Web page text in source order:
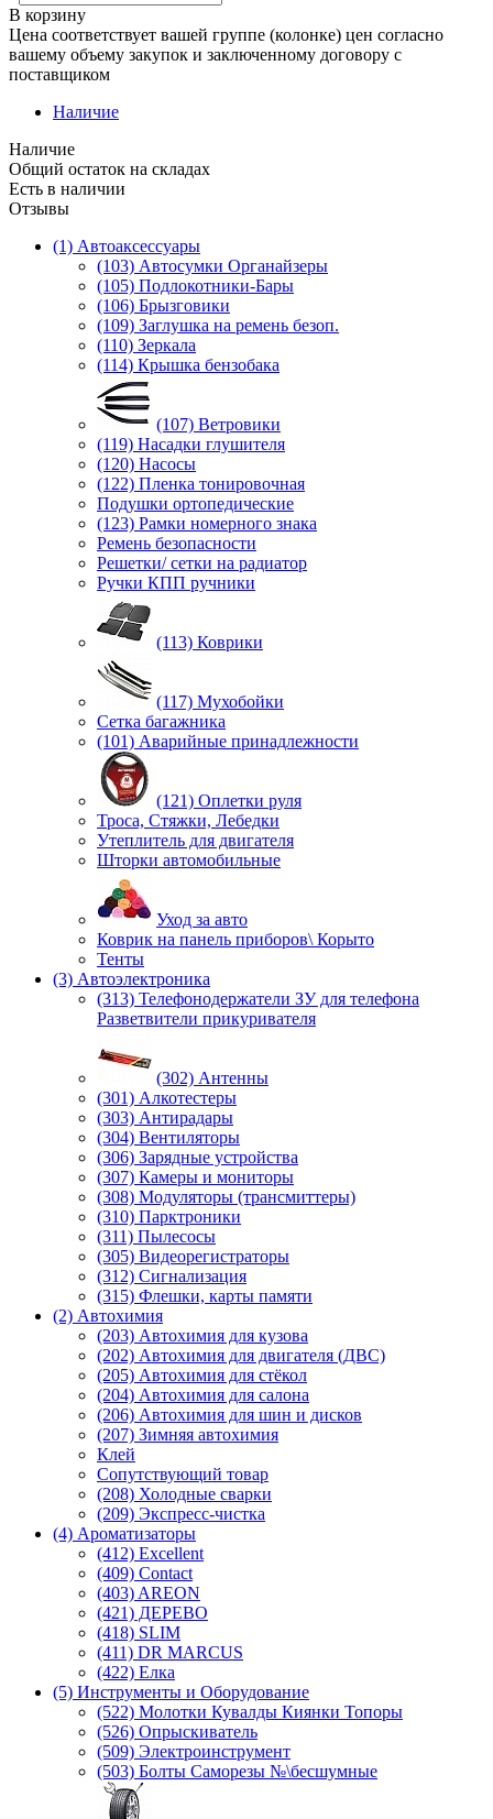
В корзину
Цена соответствует вашей группе (колонке) цен согласно
вашему объему закупок и заключенному договору с
поставщиком
Наличие
Наличие
Общий остаток на складах
Есть в наличии
Отзывы
(1) Автоаксессуары
(103) Автосумки Органайзеры
(105) Подлокотники-Бары
(106) Брызговики
(109) Заглушка на ремень безоп.
(110) Зеркала
(114) Крышка бензобака
(107) Ветровики
(119) Насадки глушителя
(120) Насосы
(122) Пленка тонировочная
Подушки ортопедические
(123) Рамки номерного знака
Ремень безопасности
Решетки/ сетки на радиатор
Ручки КПП ручники
(113) Коврики
(117) Мухобойки
Сетка багажника
(101) Аварийные принадлежности
(121) Оплетки руля
Троса, Стяжки, Лебедки
Утеплитель для двигателя
Шторки автомобильные
Уход за авто
Коврик на панель приборов\ Корыто
Тенты
(3) Автоэлектроника
(313) Телефонодержатели ЗУ для телефона
Разветвители прикуривателя
(302) Антенны
(301) Алкотестеры
(303) Антирадары
(304) Вентиляторы
(306) Зарядные устройства
(307) Камеры и мониторы
(308) Модуляторы (трансмиттеры)
(310) Парктроники
(311) Пылесосы
(305) Видеорегистраторы
(312) Сигнализация
(315) Флешки, карты памяти
(2) Автохимия
(203) Автохимия для кузова
(202) Автохимия для двигателя (ДВС)
(205) Автохимия для стёкол
(204) Автохимия для салона
(206) Автохимия для шин и дисков
(207) Зимняя автохимия
Клей
Сопутствующий товар
(208) Холодные сварки
(209) Экспреcс-чистка
(4) Ароматизаторы
(412) Excellent
(409) Contact
(403) AREON
(421) ДЕРЕВО
(418) SLIM
(411) DR MARCUS
(422) Елка
(5) Инструменты и Оборудование
(522) Молотки Кувалды Киянки Топоры
(526) Опрыскиватель
(509) Электроинструмент
(503) Болты Саморезы №\бесшумные